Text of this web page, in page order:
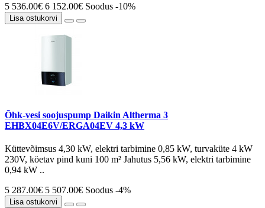
5 536.00€ 6 152.00€ Soodus -10%
Lisa ostukorvi
Õhk-vesi soojuspump Daikin Altherma 3
EHBX04E6V/ERGA04EV 4,3 kW
Küttevõimsus 4,30 kW, elektri tarbimine 0,85 kW, turvaküte 4 kW
230V, köetav pind kuni 100 m² Jahutus 5,56 kW, elektri tarbimine
0,94 kW ..
5 287.00€ 5 507.00€ Soodus -4%
Lisa ostukorvi